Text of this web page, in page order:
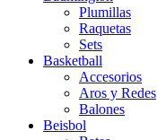
Plumillas
Raquetas
Sets
Basketball
Accesorios
Aros y Redes
Balones
Beisbol